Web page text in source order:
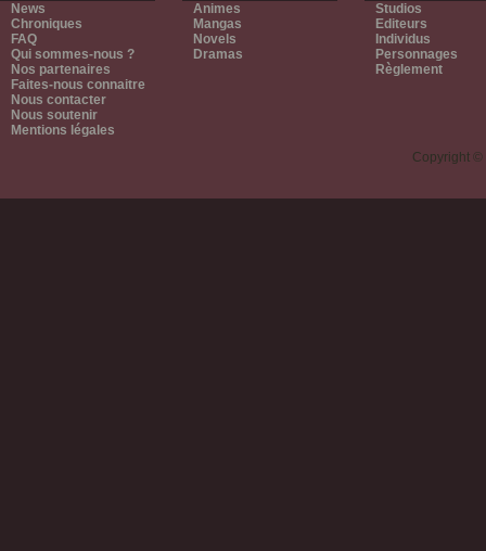
News
Chroniques
FAQ
Qui sommes-nous ?
Nos partenaires
Faites-nous connaitre
Nous contacter
Nous soutenir
Mentions légales
Animes
Mangas
Novels
Dramas
Studios
Editeurs
Individus
Personnages
Règlement
Copyright ©